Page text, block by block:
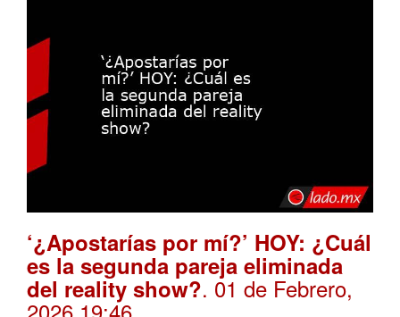
‘¿Apostarías por mí?’ HOY: ¿Cuál
es la segunda pareja eliminada
del reality show?. 01 de Febrero,